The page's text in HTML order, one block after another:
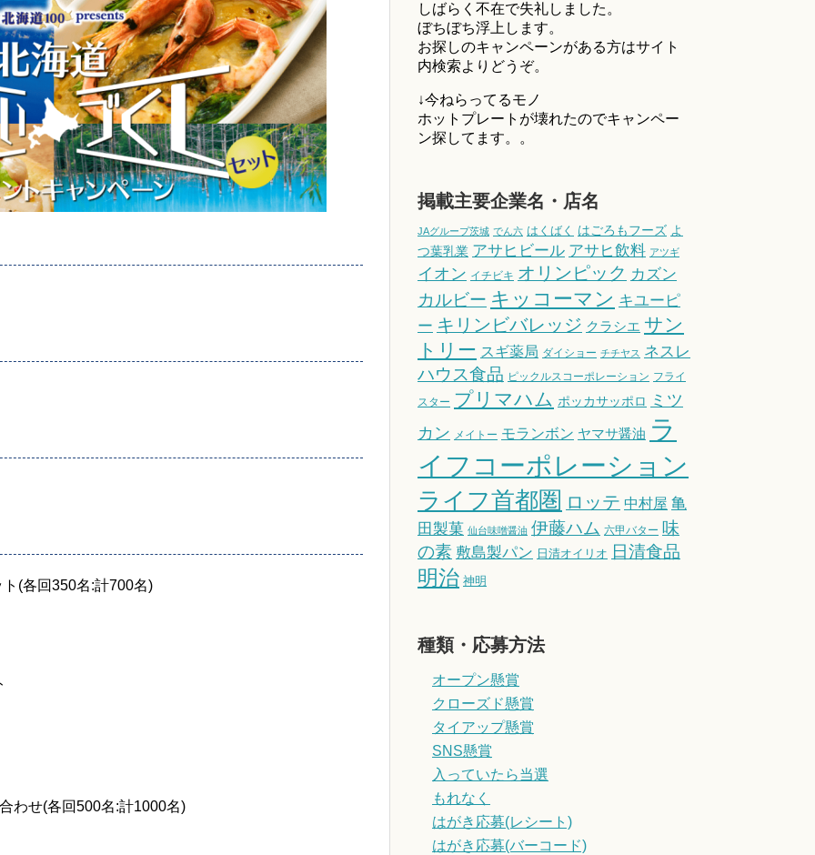
(各回350名:計700名)
わせ(各回500名:計1000名)
しばらく不在で失礼しました。
ぼちぼち浮上します。
お探しのキャンペーンがある方はサイト
内検索よりどうぞ。
↓今ねらってるモノ
ホットプレートが壊れたのでキャンペー
ン探してます。。
掲載主要企業名・店名
JAグループ茨城 でん六 はくばく はごろもフーズ よ
つ葉乳業 アサヒビール アサヒ飲料 アツギ
イオン イチビキ オリンピック カズン
カルビー キッコーマン キユーピ
ー キリンビバレッジ クラシエ サン
トリー スギ薬局 ダイショー チチヤス ネスレ
ハウス食品 ピックルスコーポレーション フライ
スター プリマハム ポッカサッポロ
ミツ
カン メイトー モランボン ヤマサ醤油 ラ
イフコーポレーション
ライフ首都圏 ロッテ 中村屋 亀
田製菓 仙台味噌醤油 伊藤ハム 六甲バター 味
の素 敷島製パン 日清オイリオ 日清食品
明治 神明
種類・応募方法
オープン懸賞
クローズド懸賞
タイアップ懸賞
SNS懸賞
入っていたら当選
もれなく
はがき応募(レシート)
はがき応募(バーコード)